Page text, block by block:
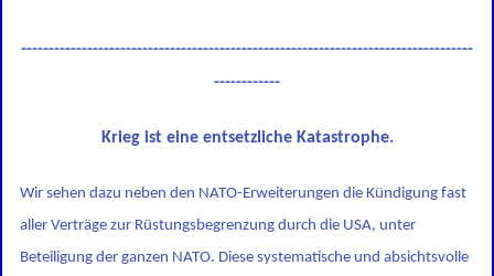
----------------------------------------------------------------------------------
------------
Krieg ist eine entsetzliche Katastrophe.
Wir sehen dazu neben den NATO-Erweiterungen die Kündigung fast
aller Verträge zur Rüstungsbegrenzung durch die USA, unter
Beteiligung der ganzen NATO. Diese systematische und absichtsvolle